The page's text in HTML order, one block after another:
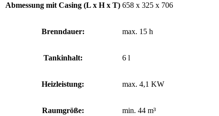
Abmessung mit Casing (L x H x T) 658 x 325 x 706
Brenndauer: max. 15 h
Tankinhalt: 6 l
Heizleistung: max. 4,1 KW
Raumgröße: min. 44 m³